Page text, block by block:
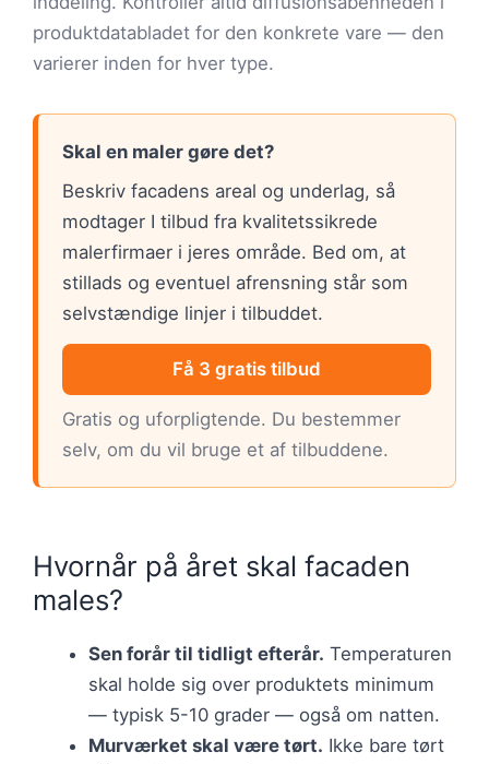
produktdatabladet for den konkrete vare — den
varierer inden for hver type.
Skal en maler gøre det?
Beskriv facadens areal og underlag, så
modtager I tilbud fra kvalitetssikrede
malerfirmaer i jeres område. Bed om, at
stillads og eventuel afrensning står som
selvstændige linjer i tilbuddet.
Få 3 gratis tilbud
Gratis og uforpligtende. Du bestemmer
selv, om du vil bruge et af tilbuddene.
Hvornår på året skal facaden
males?
Sen forår til tidligt efterår. Temperaturen
skal holde sig over produktets minimum
— typisk 5-10 grader — også om natten.
Murværket skal være tørt. Ikke bare tørt